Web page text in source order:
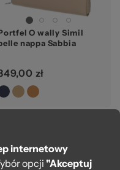
O wally Simil
nappa Sabbia
zł
internetowy
opcji "Akceptuj